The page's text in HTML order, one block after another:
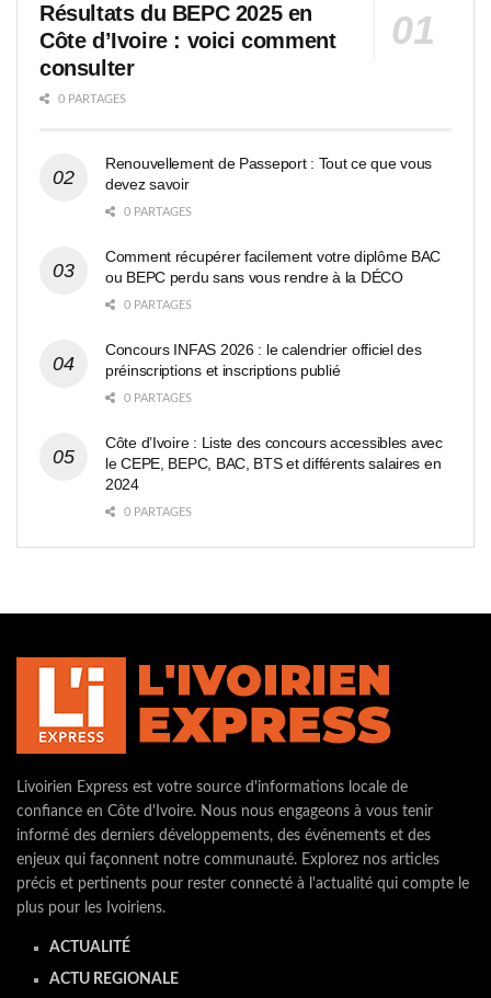
Résultats du BEPC 2025 en
Côte d’Ivoire : voici comment
consulter
0 PARTAGES
Renouvellement de Passeport : Tout ce que vous
devez savoir
0 PARTAGES
Comment récupérer facilement votre diplôme BAC
ou BEPC perdu sans vous rendre à la DÉCO
0 PARTAGES
Concours INFAS 2026 : le calendrier officiel des
préinscriptions et inscriptions publié
0 PARTAGES
Côte d’Ivoire : Liste des concours accessibles avec
le CEPE, BEPC, BAC, BTS et différents salaires en
2024
0 PARTAGES
Livoirien Express est votre source d'informations locale de
confiance en Côte d'Ivoire. Nous nous engageons à vous tenir
informé des derniers développements, des événements et des
enjeux qui façonnent notre communauté. Explorez nos articles
précis et pertinents pour rester connecté à l'actualité qui compte le
plus pour les Ivoiriens.
ACTUALITÉ
ACTU REGIONALE